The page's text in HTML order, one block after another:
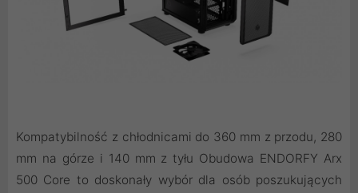
Kompatybilność z chłodnicami do 360 mm z przodu, 280
mm na górze i 140 mm z tyłu Obudowa ENDORFY Arx
500 Core to doskonały wybór dla osób poszukujących